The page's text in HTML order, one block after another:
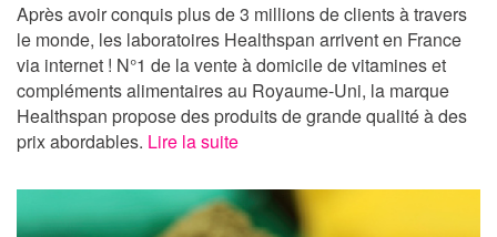
Après avoir conquis plus de 3 millions de clients à travers
le monde, les laboratoires Healthspan arrivent en France
via internet ! N°1 de la vente à domicile de vitamines et
compléments alimentaires au Royaume-Uni, la marque
Healthspan propose des produits de grande qualité à des
prix abordables. Lire la suite